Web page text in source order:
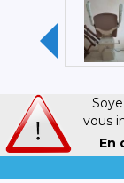
vous
En